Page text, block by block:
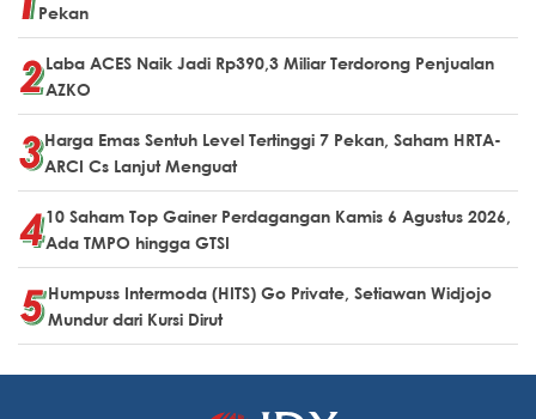
Pekan
Laba ACES Naik Jadi Rp390,3 Miliar Terdorong Penjualan
AZKO
Harga Emas Sentuh Level Tertinggi 7 Pekan, Saham HRTA-
ARCI Cs Lanjut Menguat
10 Saham Top Gainer Perdagangan Kamis 6 Agustus 2026,
Ada TMPO hingga GTSI
Humpuss Intermoda (HITS) Go Private, Setiawan Widjojo
Mundur dari Kursi Dirut